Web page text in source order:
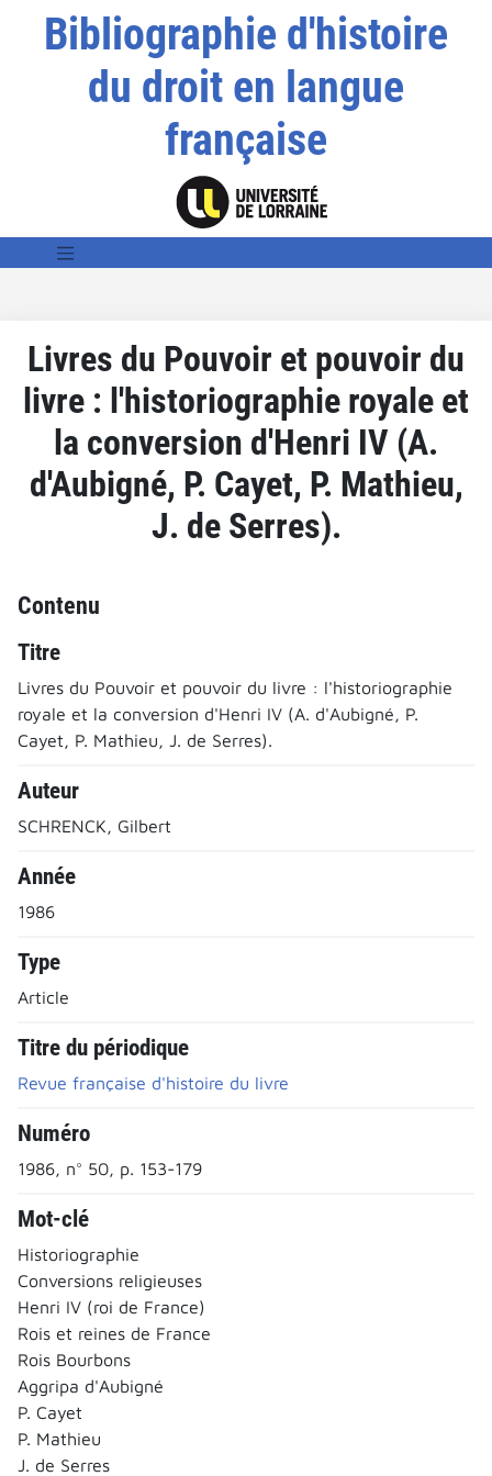
Bibliographie d'histoire
du droit en langue
française
Livres du Pouvoir et pouvoir du
livre : l'historiographie royale et
la conversion d'Henri IV (A.
d'Aubigné, P. Cayet, P. Mathieu,
J. de Serres).
Contenu
Titre
Livres du Pouvoir et pouvoir du livre : l'historiographie
royale et la conversion d'Henri IV (A. d'Aubigné, P.
Cayet, P. Mathieu, J. de Serres).
Auteur
SCHRENCK, Gilbert
Année
1986
Type
Article
Titre du périodique
Revue française d'histoire du livre
Numéro
1986, n° 50, p. 153-179
Mot-clé
Historiographie
Conversions religieuses
Henri IV (roi de France)
Rois et reines de France
Rois Bourbons
Aggripa d'Aubigné
P. Cayet
P. Mathieu
J. de Serres